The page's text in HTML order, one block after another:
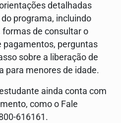
detalhadas
programa, incluindo
de consultar o
pagamentos, perguntas
sobre a liberação de
para menores de idade.
ainda conta com
como o Fale
616161.